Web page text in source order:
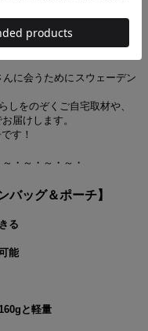
！
バッグ＆ポーチ。
に会うためにスウェーデン
しをのぞくご自宅取材や、
届けします。
す！
・～・～・～・
バッグ＆ポーチ】
る
能
と軽量